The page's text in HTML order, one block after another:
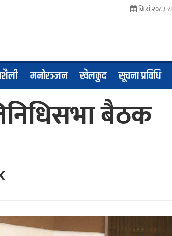
वि.सं.२०८३
मनोरञ्जन खेलकुद सूचना प्रविधि
बैठक